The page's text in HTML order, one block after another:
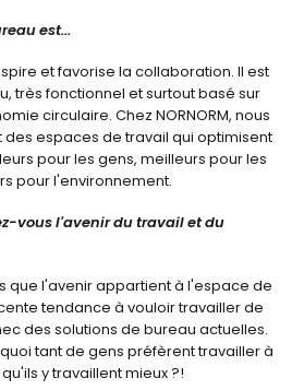
est...
et favorise la collaboration. Il est
très fonctionnel et surtout basé sur
circulaire. Chez NORNORM, nous
des espaces de travail qui optimisent
pour les gens, meilleurs pour les
pour l'environnement.
vous l'avenir du travail et du
que l'avenir appartient à l'espace de
tendance à vouloir travailler de
des solutions de bureau actuelles.
tant de gens préfèrent travailler à
y travaillent mieux ?!